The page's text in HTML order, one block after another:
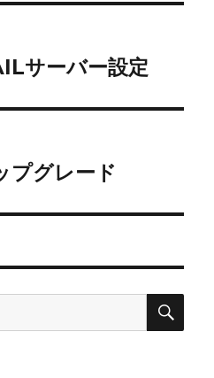
サーバー設定
グレード
検